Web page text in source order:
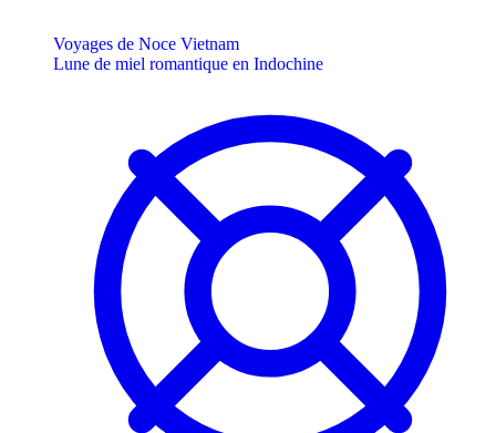
Voyages de Noce Vietnam
Lune de miel romantique en Indochine